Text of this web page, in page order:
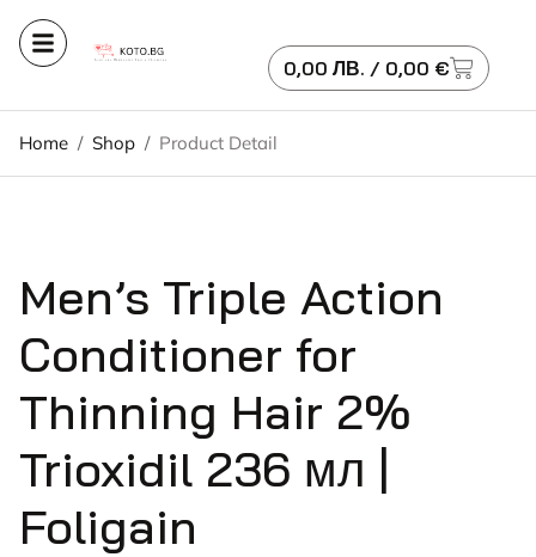
0,00 ЛВ. / 0,00 €
Home / Shop / Product Detail
Men’s Triple Action
Conditioner for
Thinning Hair 2%
Trioxidil 236 мл |
Foligain